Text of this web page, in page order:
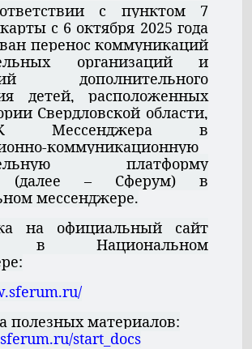
с пунктом 7
с 6 октября 2025 года
перенос коммуникаций
организаций и
дополнительного
детей, расположенных
Свердловской области,
Мессенджера в
коммуникационную
платформу
(далее – Сферум) в
мессенджере.
на официальный сайт
в Национальном
полезных материалов:
start_docs